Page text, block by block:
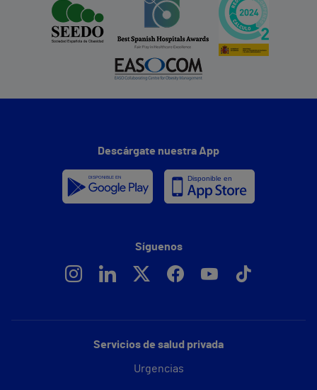
Servicios de salud privada
Urgencias
Descárgate nuestra App
Síguenos